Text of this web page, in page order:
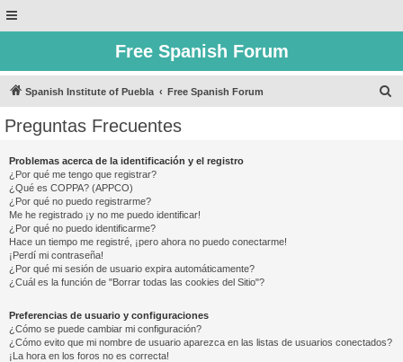
Free Spanish Forum
Spanish Institute of Puebla Free Spanish Forum
Preguntas Frecuentes
Problemas acerca de la identificación y el registro
¿Por qué me tengo que registrar?
¿Qué es COPPA? (APPCO)
¿Por qué no puedo registrarme?
Me he registrado ¡y no me puedo identificar!
¿Por qué no puedo identificarme?
Hace un tiempo me registré, ¡pero ahora no puedo conectarme!
¡Perdí mi contraseña!
¿Por qué mi sesión de usuario expira automáticamente?
¿Cuál es la función de "Borrar todas las cookies del Sitio"?
Preferencias de usuario y configuraciones
¿Cómo se puede cambiar mi configuración?
¿Cómo evito que mi nombre de usuario aparezca en las listas de usuarios conectados?
¡La hora en los foros no es correcta!